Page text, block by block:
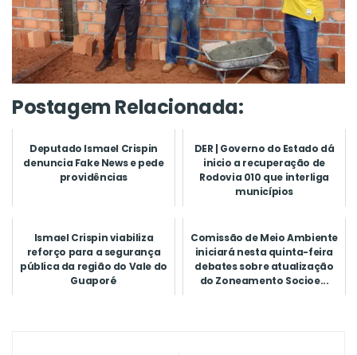
Postagem Relacionada:
Deputado Ismael Crispin
denuncia Fake News e pede
providências
DER | Governo do Estado dá
inicio a recuperação de
Rodovia 010 que interliga
municípios
Ismael Crispin viabiliza
reforço para a segurança
pública da região do Vale do
Guaporé
Comissão de Meio Ambiente
iniciará nesta quinta-feira
debates sobre atualização
do Zoneamento Socioe...